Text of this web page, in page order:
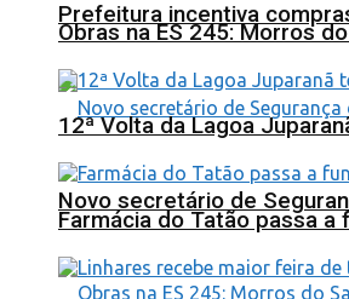
Prefeitura incentiva
Novo secretário de
Obras na ES 245: Morros
12ª Volta da Lagoa
Farmácia do Tatão passa